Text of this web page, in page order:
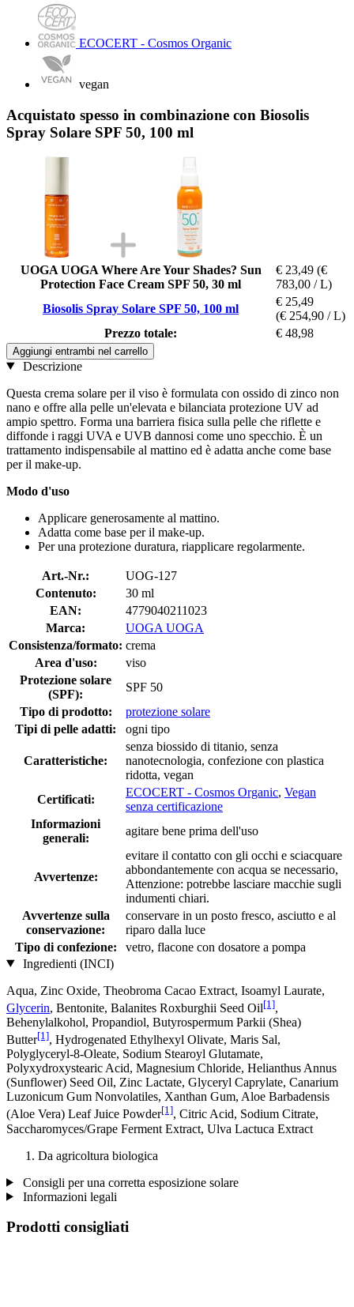
ECOCERT - Cosmos Organic
vegan
Acquistato spesso in combinazione con Biosolis
Spray Solare SPF 50, 100 ml
UOGA UOGA Where Are Your Shades? Sun
Protection Face Cream SPF 50, 30 ml
€ 23,49 (€
783,00 / L)
Biosolis Spray Solare SPF 50, 100 ml
€ 25,49
(€ 254,90 / L)
Prezzo totale:
€ 48,98
Aggiungi entrambi nel carrello
Descrizione
Questa crema solare per il viso è formulata con ossido di zinco non
nano e offre alla pelle un'elevata e bilanciata protezione UV ad
ampio spettro. Forma una barriera fisica sulla pelle che riflette e
diffonde i raggi UVA e UVB dannosi come uno specchio. È un
trattamento indispensabile al mattino ed è adatta anche come base
per il make-up.
Modo d'uso
Applicare generosamente al mattino.
Adatta come base per il make-up.
Per una protezione duratura, riapplicare regolarmente.
Art.-Nr.:
UOG-127
Contenuto:
30 ml
EAN:
4779040211023
Marca:
UOGA UOGA
Consistenza/formato: crema
Area d'uso:
viso
Protezione solare
(SPF):
SPF 50
Tipo di prodotto:
protezione solare
Tipi di pelle adatti:
ogni tipo
Caratteristiche:
senza biossido di titanio, senza
nanotecnologia, confezione con plastica
ridotta, vegan
Certificati:
ECOCERT - Cosmos Organic, Vegan
senza certificazione
Informazioni
generali:
agitare bene prima dell'uso
Avvertenze:
evitare il contatto con gli occhi e sciacquare
abbondantemente con acqua se necessario,
Attenzione: potrebbe lasciare macchie sugli
indumenti chiari.
Avvertenze sulla
conservazione:
conservare in un posto fresco, asciutto e al
riparo dalla luce
Tipo di confezione:
vetro, flacone con dosatore a pompa
Ingredienti (INCI)
Aqua, Zinc Oxide, Theobroma Cacao Extract, Isoamyl Laurate,
Glycerin, Bentonite, Balanites Roxburghii Seed Oil[1],
Behenylalkohol, Propandiol, Butyrospermum Parkii (Shea)
Butter[1], Hydrogenated Ethylhexyl Olivate, Maris Sal,
Polyglyceryl-8-Oleate, Sodium Stearoyl Glutamate,
Polyxydroxystearic Acid, Magnesium Chloride, Helianthus Annus
(Sunflower) Seed Oil, Zinc Lactate, Glyceryl Caprylate, Canarium
Luzonicum Gum Nonvolatiles, Xanthan Gum, Aloe Barbadensis
(Aloe Vera) Leaf Juice Powder[1], Citric Acid, Sodium Citrate,
Saccharomyces/Grape Ferment Extract, Ulva Lactuca Extract
Da agricoltura biologica
Consigli per una corretta esposizione solare
Informazioni legali
Prodotti consigliati